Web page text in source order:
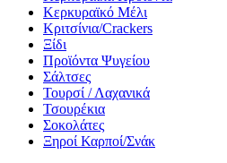
Κερκυραϊκό Μέλι
Κριτσίνια/Crackers
Ξίδι
Προϊόντα Ψυγείου
Σάλτσες
Τουρσί / Λαχανικά
Τσουρέκια
Σοκολάτες
Ξηροί Καρποί/Σνάκ